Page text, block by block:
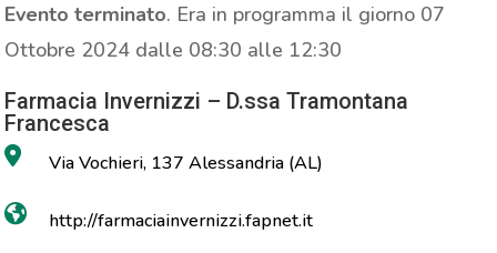
Evento terminato. Era in programma il giorno 07
Ottobre 2024 dalle 08:30 alle 12:30
Farmacia Invernizzi – D.ssa Tramontana
Francesca
Via Vochieri, 137 Alessandria (AL)
http://farmaciainvernizzi.fapnet.it